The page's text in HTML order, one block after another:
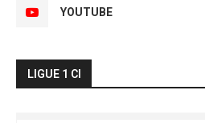
YOUTUBE
LIGUE 1 CI